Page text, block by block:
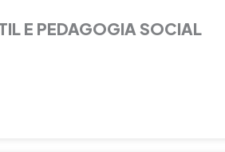
E PEDAGOGIA SOCIAL